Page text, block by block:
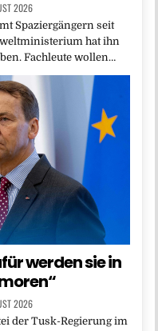
2026
Spaziergängern seit
hat ihn
Fachleute wollen…
werden sie in
2026
der Tusk-Regierung im